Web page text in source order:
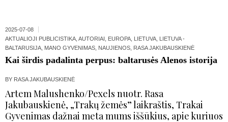
2025-07-08
AKTUALIOJI PUBLICISTIKA AUTORIAI EUROPA LIETUVA LIETUVA -
BALTARUSIJA MANO GYVENIMAS NAUJIENOS RASA JAKUBAUSKIENĖ
Kai širdis padalinta perpus: baltarusės Alenos istorija
BY RASA JAKUBAUSKIENĖ
Artem Malushenko/Pexels nuotr. Rasa
Jakubauskienė, „Trakų žemės” laikraštis, Trakai
Gyvenimas dažnai meta mums iššūkius, apie kuriuos